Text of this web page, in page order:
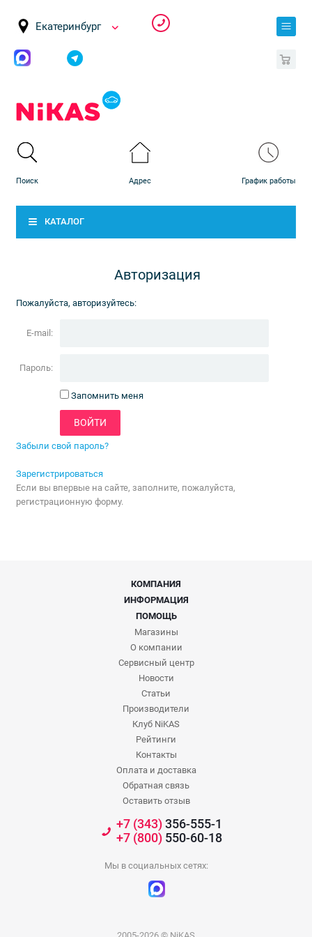
Екатеринбург
КАТАЛОГ
Авторизация
Пожалуйста, авторизуйтесь:
E-mail:
Пароль:
Запомнить меня
Забыли свой пароль?
Зарегистрироваться
Если вы впервые на сайте, заполните, пожалуйста,
регистрационную форму.
КОМПАНИЯ
ИНФОРМАЦИЯ
ПОМОЩЬ
Магазины
О компании
Сервисный центр
Новости
Статьи
Производители
Клуб NiKAS
Рейтинги
Контакты
Оплата и доставка
Обратная связь
Оставить отзыв
+7 (343)356-555-1
+7 (800)550-60-18
Мы в социальных сетях: